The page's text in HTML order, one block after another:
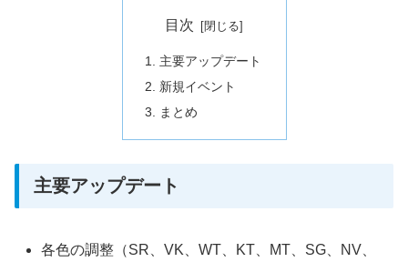
目次
主要アップデート
新規イベント
まとめ
主要アップデート
各色の調整（SR、VK、WT、KT、MT、SG、NV、